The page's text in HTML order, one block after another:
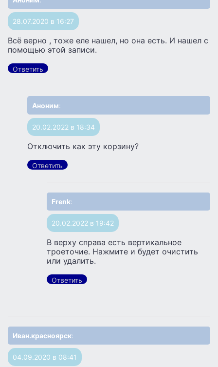
28.07.2020 в 16:27
Всё верно , тоже еле нашел, но она есть. И нашел с
помощью этой записи.
Ответить
Аноним:
20.02.2022 в 18:34
Отключить как эту корзину?
Ответить
Frenk:
20.02.2022 в 19:42
В верху справа есть вертикальное
троеточие. Нажмите и будет очистить
или удалить.
Ответить
Иван.красноярск:
04.09.2020 в 08:41